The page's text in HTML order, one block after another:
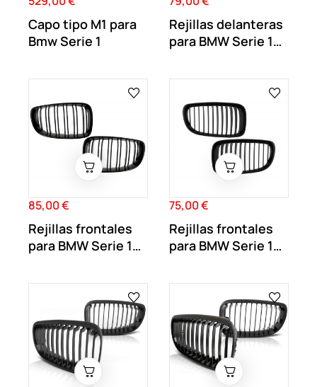
Capo tipo M1 para
Bmw Serie 1
Rejillas delanteras
para BMW Serie 1
Precio
85,00 €
Rejillas frontales
para BMW Serie 1
Precio
75,00 €
Rejillas frontales
para BMW Serie 1